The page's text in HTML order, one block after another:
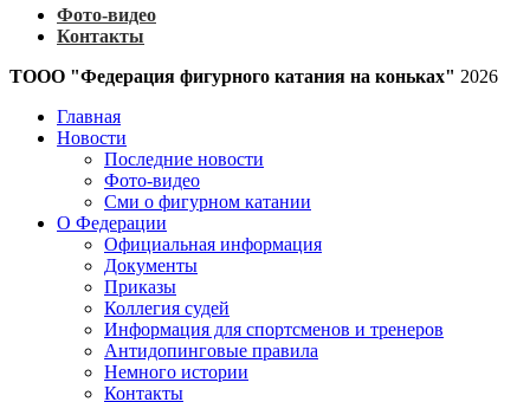
Фото-видео
Контакты
ТООО "Федерация фигурного катания на коньках" 2026
Главная
Новости
Последние новости
Фото-видео
Сми о фигурном катании
О Федерации
Официальная информация
Документы
Приказы
Коллегия судей
Информация для спортсменов и тренеров
Антидопинговые правила
Немного истории
Контакты